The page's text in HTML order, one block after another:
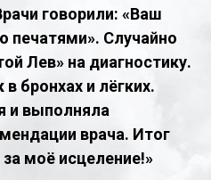
говорили: «Ваш
печатями». Случайно
Лев» на диагностику.
бронхах и лёгких.
и выполняла
врача. Итог
моё исцеление!»